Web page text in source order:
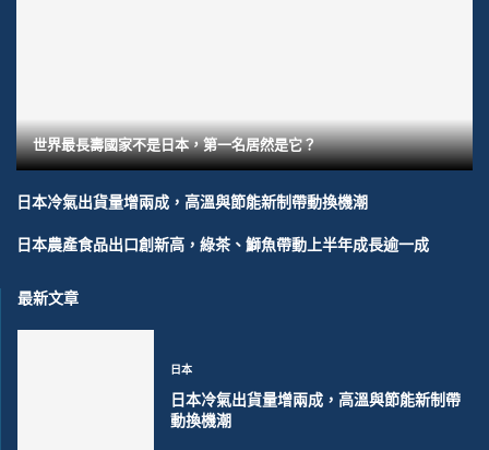
世界最長壽國家不是日本，第一名居然是它？
日本冷氣出貨量增兩成，高溫與節能新制帶動換機潮
日本農產食品出口創新高，綠茶、鰤魚帶動上半年成長逾一成
最新文章
日本
日本冷氣出貨量增兩成，高溫與節能新制帶
動換機潮